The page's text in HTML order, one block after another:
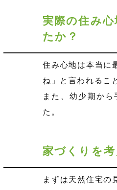
実際の住み
たか？
住み心地は本当に
ね」と言われるこ
また、幼少期か
た。
家づくりを
まずは天然住宅の